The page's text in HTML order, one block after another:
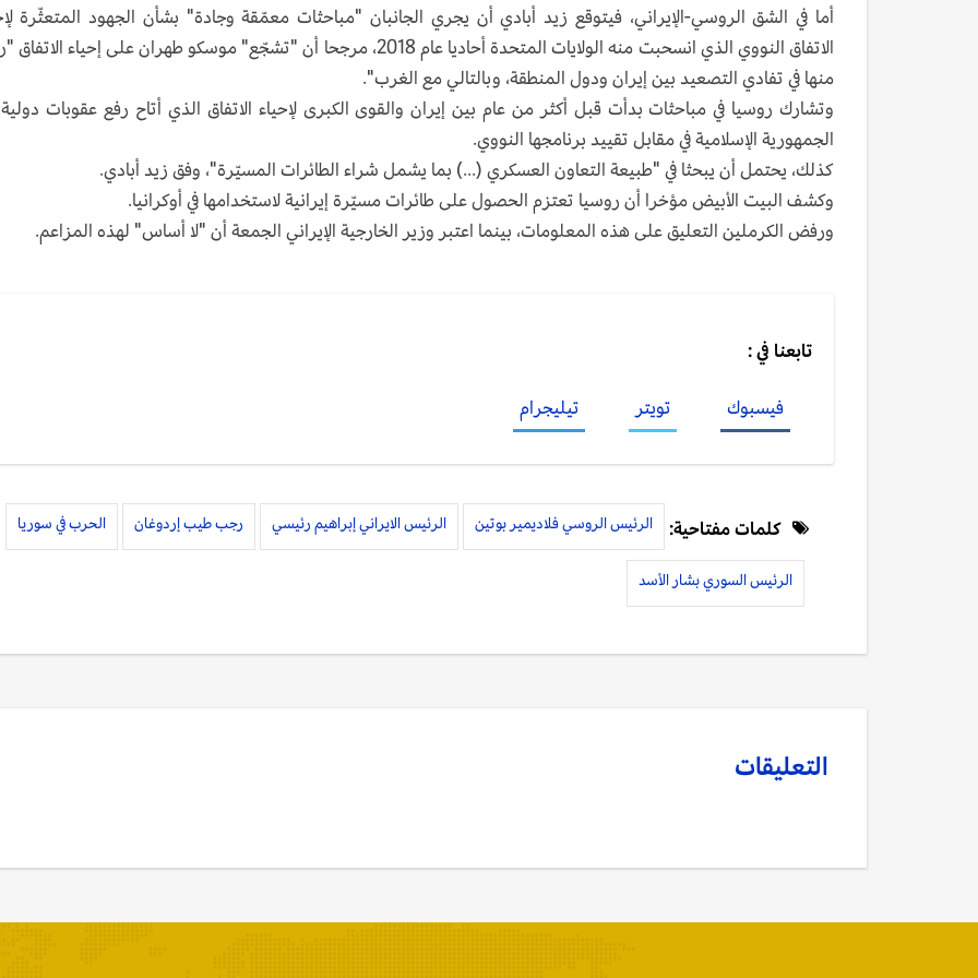
أما في الشق الروسي-الإيراني، فيتوقع زيد أبادي أن يجري الجانبان "مباحثات معمّقة وجادة" بشأن الجهود المتعثّرة
الاتفاق النووي الذي انسحبت منه الولايات المتحدة أحاديا عام 2018، مرجحا أن "تشجّع" موسكو طهران على إحياء
منها في تفادي التصعيد بين إيران ودول المنطقة، وبالتالي مع الغرب".
وتشارك روسيا في مباحثات بدأت قبل أكثر من عام بين إيران والقوى الكبرى لإحياء الاتفاق الذي أتاح رفع عقوبات
الجمهورية الإسلامية في مقابل تقييد برنامجها النووي.
كذلك، يحتمل أن يبحثا في "طبيعة التعاون العسكري (...) بما يشمل شراء الطائرات المسيّرة"، وفق زيد أبادي.
وكشف البيت الأبيض مؤخرا أن روسيا تعتزم الحصول على طائرات مسيّرة إيرانية لاستخدامها في أوكرانيا.
ورفض الكرملين التعليق على هذه المعلومات، بينما اعتبر وزير الخارجية الإيراني الجمعة أن "لا أساس" لهذه المزاعم.
تابعنا في :
فيسبوك تويتر تيليجرام
كلمات مفتاحية: الرئيس الروسي فلاديمير بوتين الرئيس الايراني إبراهيم رئيسي رجب طيب إردوغان الحرب في سوريا
الرئيس السوري بشار الأسد
التعليقات